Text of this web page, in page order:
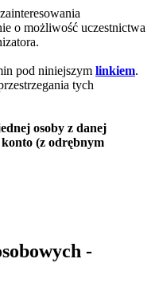
o możliwość uczestnictwa
pod niniejszym linkiem.
tych
osoby z danej
(z odrębnym
-